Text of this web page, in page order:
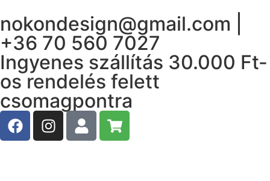
nokondesign@gmail.com |
+36 70 560 7027
Ingyenes szállítás 30.000 Ft-
os rendelés felett
csomagpontra